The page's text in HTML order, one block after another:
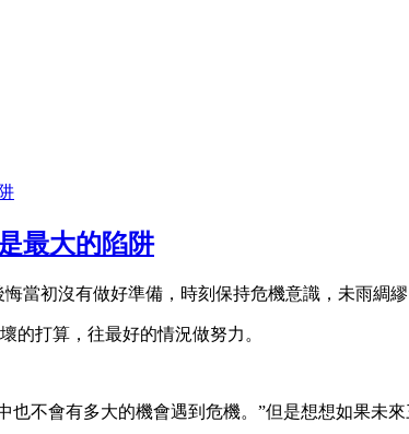
最大的陷阱
當初沒有做好準備，時刻保持危機意識，未雨綢
的打算，往最好的情況做努力。
不會有多大的機會遇到危機。”但是想想如果未